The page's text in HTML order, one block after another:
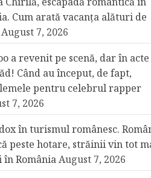
Cum arată vacanța alături de
August 7, 2026
a revenit pe scenă, dar în acte
Când au început, de fapt,
pentru celebrul rapper
7, 2026
în turismul românesc.
peste hotare, străinii vin tot
RomâniaAugust 7, 2026